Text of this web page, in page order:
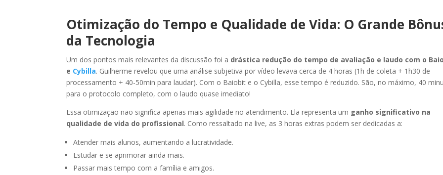
Otimização do Tempo e Qualidade de Vida: O Grande
da Tecnologia
Um dos pontos mais relevantes da discussão foi a drástica redução do tempo de avaliação e laudo com o
e Cybilla. Guilherme revelou que uma análise subjetiva por vídeo levava cerca de 4 horas (1h de coleta + 1h30 de
processamento + 40-50min para laudar). Com o Baiobit e o Cybilla, esse tempo é reduzido. São, no máximo, 40
para o protocolo completo, com o laudo quase imediato!
Essa otimização não significa apenas mais agilidade no atendimento. Ela representa um ganho significativo na
qualidade de vida do profissional. Como ressaltado na live, as 3 horas extras podem ser dedicadas a:
Atender mais alunos, aumentando a lucratividade.
Estudar e se aprimorar ainda mais.
Passar mais tempo com a família e amigos.